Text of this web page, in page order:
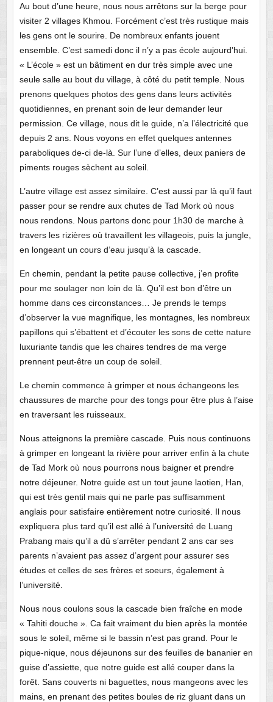
Au bout d’une heure, nous nous arrêtons sur la berge pour
visiter 2 villages Khmou. Forcément c’est très rustique mais
les gens ont le sourire. De nombreux enfants jouent
ensemble. C’est samedi donc il n’y a pas école aujourd’hui.
« L’école » est un bâtiment en dur très simple avec une
seule salle au bout du village, à côté du petit temple. Nous
prenons quelques photos des gens dans leurs activités
quotidiennes, en prenant soin de leur demander leur
permission. Ce village, nous dit le guide, n’a l’électricité que
depuis 2 ans. Nous voyons en effet quelques antennes
paraboliques de-ci de-là. Sur l’une d’elles, deux paniers de
piments rouges sèchent au soleil.
L’autre village est assez similaire. C’est aussi par là qu’il faut
passer pour se rendre aux chutes de Tad Mork où nous
nous rendons. Nous partons donc pour 1h30 de marche à
travers les rizières où travaillent les villageois, puis la jungle,
en longeant un cours d’eau jusqu’à la cascade.
En chemin, pendant la petite pause collective, j’en profite
pour me soulager non loin de là. Qu’il est bon d’être un
homme dans ces circonstances… Je prends le temps
d’observer la vue magnifique, les montagnes, les nombreux
papillons qui s’ébattent et d’écouter les sons de cette nature
luxuriante tandis que les chaires tendres de ma verge
prennent peut-être un coup de soleil.
Le chemin commence à grimper et nous échangeons les
chaussures de marche pour des tongs pour être plus à l’aise
en traversant les ruisseaux.
Nous atteignons la première cascade. Puis nous continuons
à grimper en longeant la rivière pour arriver enfin à la chute
de Tad Mork où nous pourrons nous baigner et prendre
notre déjeuner. Notre guide est un tout jeune laotien, Han,
qui est très gentil mais qui ne parle pas suffisamment
anglais pour satisfaire entièrement notre curiosité. Il nous
expliquera plus tard qu’il est allé à l’université de Luang
Prabang mais qu’il a dû s’arrêter pendant 2 ans car ses
parents n’avaient pas assez d’argent pour assurer ses
études et celles de ses frères et soeurs, également à
l’université.
Nous nous coulons sous la cascade bien fraîche en mode
« Tahiti douche ». Ca fait vraiment du bien après la montée
sous le soleil, même si le bassin n’est pas grand. Pour le
pique-nique, nous déjeunons sur des feuilles de bananier en
guise d’assiette, que notre guide est allé couper dans la
forêt. Sans couverts ni baguettes, nous mangeons avec les
mains, en prenant des petites boules de riz gluant dans un